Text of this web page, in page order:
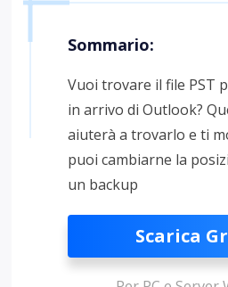
Sommario:
Vuoi trovare il file PST
in arrivo di Outlook?
aiuterà a trovarlo e ti
puoi cambiarne la
un backup
Scarica